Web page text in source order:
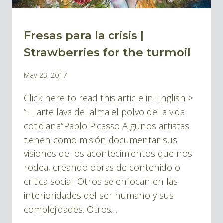
BLOG
Fresas para la crisis |
Strawberries for the turmoil
By
Montes
May 23, 2017
Click here to read this article in English >
“El arte lava del alma el polvo de la vida
cotidiana“Pablo Picasso Algunos artistas
tienen como misión documentar sus
visiones de los acontecimientos que nos
rodea, creando obras de contenido o
critica social. Otros se enfocan en las
interioridades del ser humano y sus
complejidades. Otros…